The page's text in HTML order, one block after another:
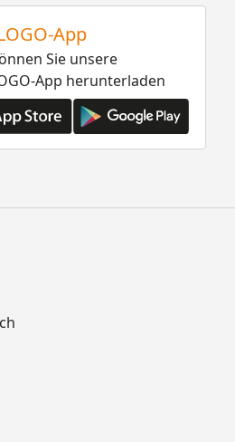
App
Sie unsere
App herunterladen